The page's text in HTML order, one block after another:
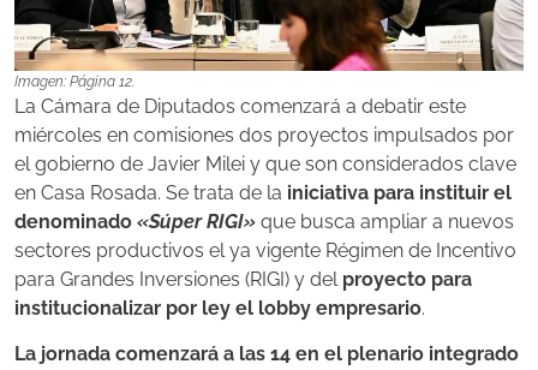
Imagen: Página 12.
La Cámara de Diputados comenzará a debatir este
miércoles en comisiones dos proyectos impulsados por
el gobierno de Javier Milei y que son considerados clave
en Casa Rosada. Se trata de la iniciativa para instituir el
denominado «Súper RIGI» que busca ampliar a nuevos
sectores productivos el ya vigente Régimen de Incentivo
para Grandes Inversiones (RIGI) y del proyecto para
institucionalizar por ley el lobby empresario.
La jornada comenzará a las 14 en el plenario integrado